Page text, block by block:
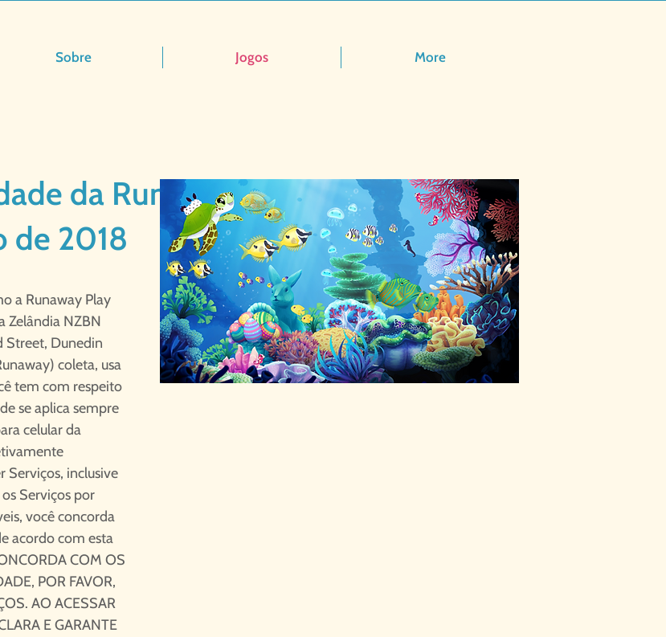
Sobre Jogos More
da Runaway Data de
de 2018
a Runaway Play
Zelândia NZBN
Street, Dunedin
coleta, usa
tem com respeito
se aplica sempre
celular da
Serviços, inclusive
Serviços por
você concorda
acordo com esta
COM OS
POR FAVOR,
AO ACESSAR
E GARANTE